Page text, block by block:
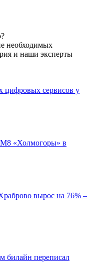
необходимых
и наши эксперты
цифровых сервисов у
М8 «Холмогоры» в
вырос на 76% –